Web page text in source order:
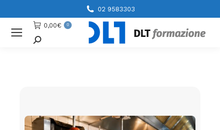
02 9583303
0,00€ 0
Cerca